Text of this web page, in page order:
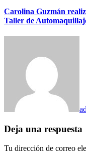
Carolina Guzmán
Taller de
Deja una respuesta
Tu dirección de correo